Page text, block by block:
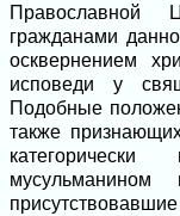
Православной
гражданами
осквернением
исповеди у
Подобные
также